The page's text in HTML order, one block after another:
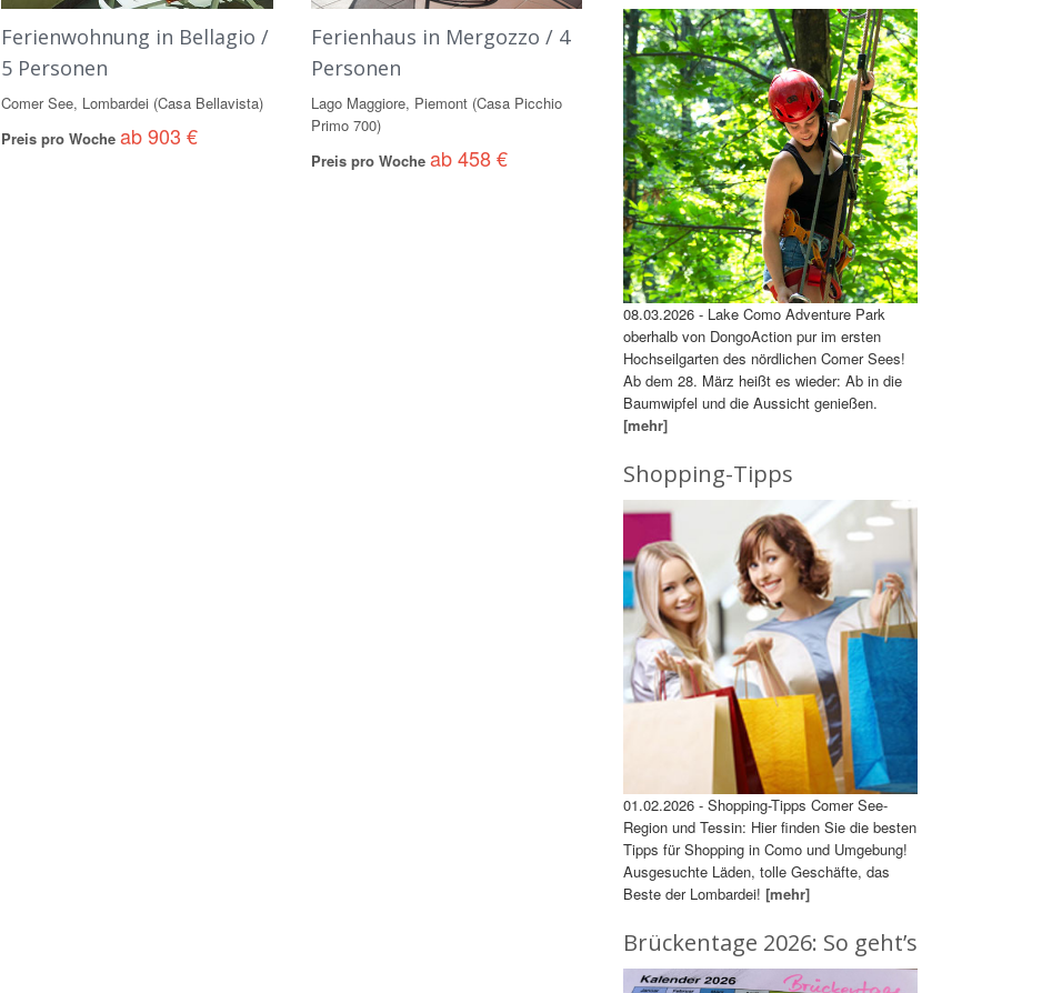
Ferienwohnung in Bellagio /
5 Personen
Comer See, Lombardei (Casa Bellavista)
Preis pro Wocheab 903 €
Ferienhaus in Mergozzo / 4
Personen
Lago Maggiore, Piemont (Casa Picchio
Primo 700)
Preis pro Woche ab 458 €
08.03.2026 - Lake Como Adventure Park
oberhalb von DongoAction pur im ersten
Hochseilgarten des nördlichen Comer Sees!
Ab dem 28. März heißt es wieder: Ab in die
Baumwipfel und die Aussicht genießen.
[mehr]
Shopping-Tipps
01.02.2026 - Shopping-Tipps Comer See-
Region und Tessin: Hier finden Sie die besten
Tipps für Shopping in Como und Umgebung!
Ausgesuchte Läden, tolle Geschäfte, das
Beste der Lombardei! [mehr]
Brückentage 2026: So geht’s